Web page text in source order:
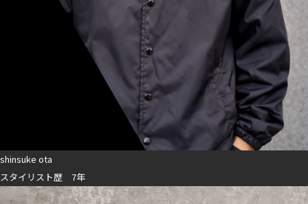
shinsuke ota
スタイリスト歴 7年